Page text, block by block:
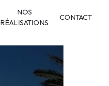
NOS
RÉALISATIONS
CONTACT